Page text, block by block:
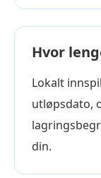
Hvor
Lokalt
utløpsdato,
din.